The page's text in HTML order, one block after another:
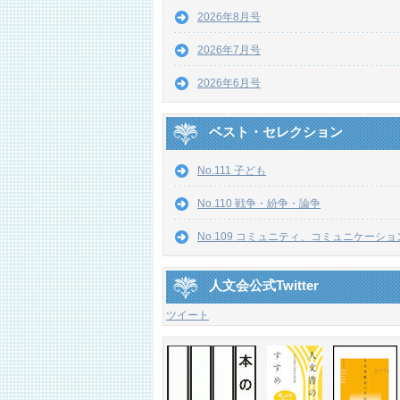
2026年8月号
2026年7月号
2026年6月号
ベスト・セレクション
No.111 子ども
No.110 戦争・紛争・論争
No.109 コミュニティ、コミュニケーショ
人文会公式Twitter
ツイート